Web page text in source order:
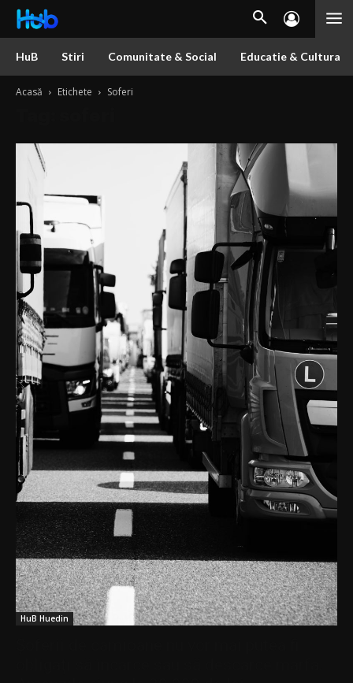
HuB Stiri Comunitate & Social Educatie & Cultura
Acasă Etichete Soferi
HuB Huedin